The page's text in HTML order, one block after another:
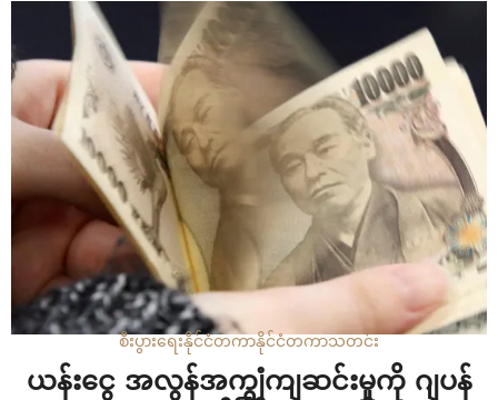
မြိတ်ဘက်ကိုလာတဲ့…
စီးပွားရေးနိုင်ငံတကာနိုင်ငံတကာသတင်း
ယန်းငွေ အလွန်အကျွံကျဆင်းမှုကို ဂျပန်